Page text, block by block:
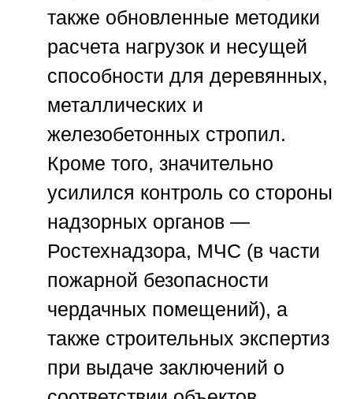
также обновленные методики
расчета нагрузок и несущей
способности для деревянных,
металлических и
железобетонных стропил.
Кроме того, значительно
усилился контроль со стороны
надзорных органов —
Ростехнадзора, МЧС (в части
пожарной безопасности
чердачных помещений), а
также строительных экспертиз
при выдаче заключений о